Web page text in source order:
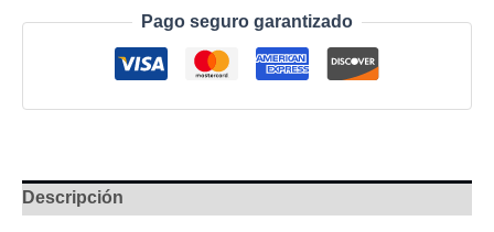
Pago seguro garantizado
Descripción